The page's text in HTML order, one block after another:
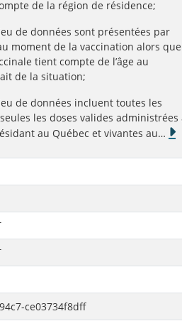
de la région de résidence;
de données sont présentées par
moment de la vaccination alors que
tient compte de l’âge au
de la situation;
de données incluent toutes les
les doses valides administrées
au Québec et vivantes au…
ce03734f8dff